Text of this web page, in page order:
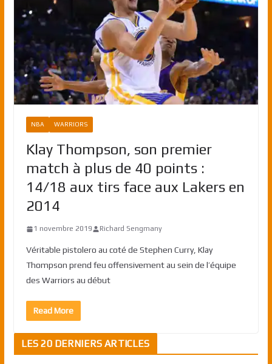
NBA WARRIORS
Klay Thompson, son premier
match à plus de 40 points :
14/18 aux tirs face aux Lakers en
2014
1 novembre 2019 Richard Sengmany
Véritable pistolero au coté de Stephen Curry, Klay
Thompson prend feu offensivement au sein de l’équipe
des Warriors au début
Read More
LES 20 DERNIERS ARTICLES